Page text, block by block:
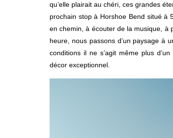
qu’elle plairait au chéri, ces grandes
prochain stop à Horshoe Bend situé à
en chemin, à écouter de la musique, à
heure, nous passons d’un paysage à
conditions il ne s’agit même plus
décor exceptionnel.